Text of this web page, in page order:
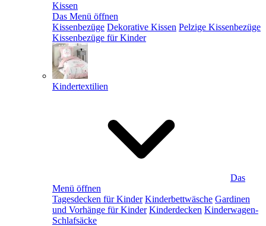
Kissen
Das Menü öffnen
Kissenbezüge Dekorative Kissen Pelzige Kissenbezüge
Kissenbezüge für Kinder
Kindertextilien
Das
Menü öffnen
Tagesdecken für Kinder Kinderbettwäsche Gardinen
und Vorhänge für Kinder Kinderdecken Kinderwagen-
Schlafsäcke